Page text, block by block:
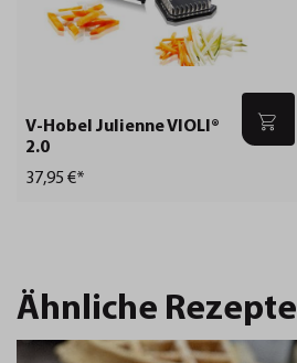
V-Hobel Julienne VIOLI®
2.0
37,95 €*
Ähnliche Rezepte